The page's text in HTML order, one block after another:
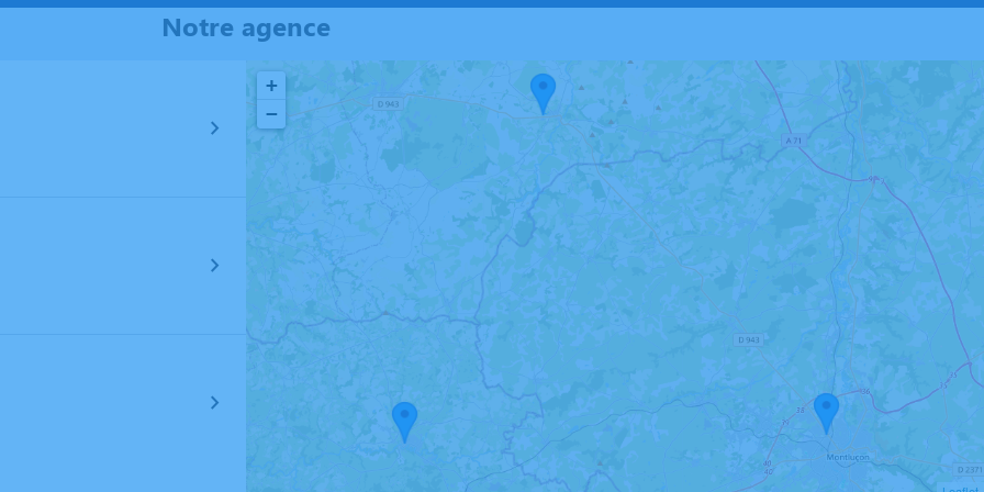
Notre agence
+
−